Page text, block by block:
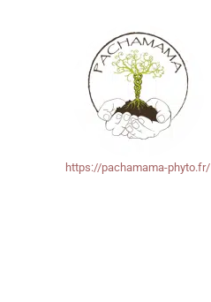
https://pachamama-phyto.fr/